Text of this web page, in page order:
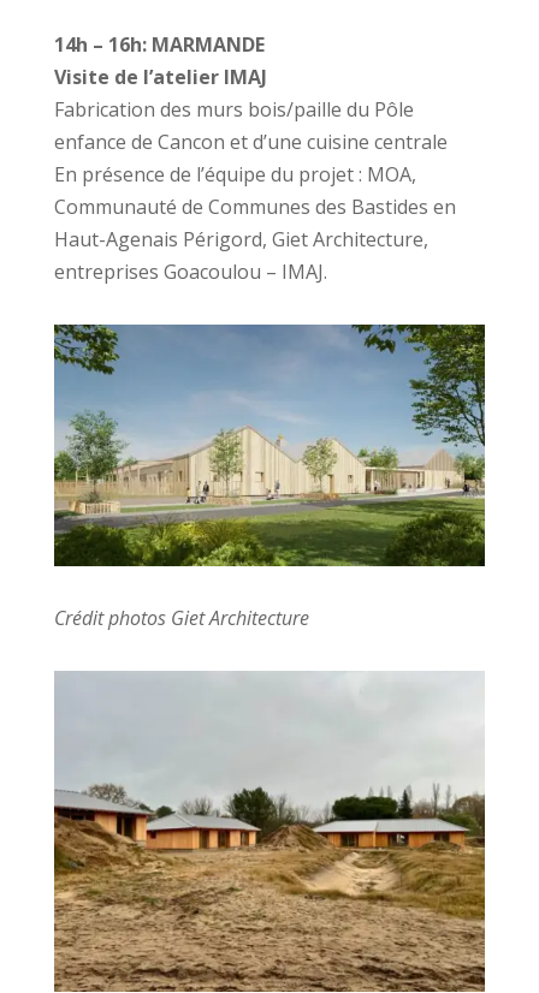
14h – 16h: MARMANDE
Visite de l’atelier IMAJ
Fabrication des murs bois/paille du Pôle
enfance de Cancon et d’une cuisine centrale
En présence de l’équipe du projet : MOA,
Communauté de Communes des Bastides en
Haut-Agenais Périgord, Giet Architecture,
entreprises Goacoulou – IMAJ.
Crédit photos Giet Architecture